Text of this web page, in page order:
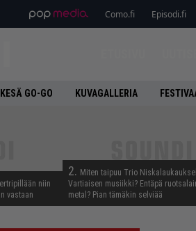
Como.fi Episodi.fi
GO-GO KUVAGALLERIA
niin
vastaan
2. Miten taipuu Trio
Vartiaisen musiikki? Entäpä
metal? Pian tämäkin selviää